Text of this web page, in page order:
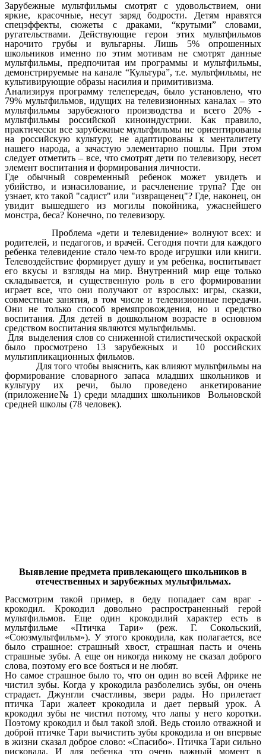
Зарубежные мультфильмы смотрят с удовольствием, они
яркие, красочные, несут заряд бодрости. Детям нравятся
спецэффекты, сюжеты с драками, “крутыми” словами,
ругательствами. Действующие герои этих мультфильмов
нарочито грубы и вульгарны. Лишь 5% опрошенных
школьников именно по этим мотивам не смотрят данные
мультфильмы, предпочитая им программы и мультфильмы,
демонстрируемые на канале “Культура”, т.е. мультфильмы, не
культивирующие образы насилия и примитивизма.
Анализируя программу телепередач, было установлено, что
79% мультфильмов, идущих на телевизионных каналах – это
мультфильмы зарубежного производства и всего 20% -
мультфильмы российской киноиндустрии. Как правило,
практически все зарубежные мультфильмы не ориентированы
на российскую культуру, не адаптированы к менталитету
нашего народа, а зачастую элементарно пошлы. При этом
следует отметить – все, что смотрят дети по телевизору, несет
элемент воспитания и формирования личности.
Где обычный современный ребенок может увидеть и
убийство, и изнасилование, и расчленение трупа? Где он
узнает, кто такой "садист" или "извращенец"? Где, наконец, он
увидит вышедшего из могилы покойника, ужаснейшего
монстра, беса? Конечно, по телевизору.
Проблема «дети и телевидение» волнуют всех: и
родителей, и педагогов, и врачей. Сегодня почти для каждого
ребенка телевидение стало чем-то вроде игрушки или книги.
Телевоздействие формирует душу и ум ребенка, воспитывает
его вкусы и взгляды на мир. Внутренний мир еще только
складывается, и существенную роль в его формировании
играет все, что они получают от взрослых: игры, сказки,
совместные занятия, в том числе и телевизионные передачи.
Они не только способ времяпровождения, но и средство
воспитания. Для детей в дошкольном возрасте в основном
средством воспитания являются мультфильмы.
Для выделения слов со сниженной стилистической окраской
было просмотрено 13 зарубежных и 10 российских
мультипликационных фильмов.
Для того чтобы выяснить, как влияют мультфильмы на
формирование словарного запаса младших школьников и
культуру их речи, было проведено анкетирование
(приложение№ 1) среди младших школьников Вольновской
средней школы (78 человек).
Выявление предмета привлекающего школьников в
отечественных и зарубежных мультфильмах.
Рассмотрим такой пример, в беду попадает сам враг -
крокодил. Крокодил довольно распространенный герой
мультфильмов. Еще один крокодилий характер есть в
мультфильме «Птичка Тари» (реж. Г. Сокольский,
«Союзмультфильм»). У этого крокодила, как полагается, все
было страшное: страшный хвост, страшная пасть и очень
страшные зубы. А еще он никогда никому не сказал доброго
слова, поэтому его все бояться и не любят.
Но самое страшное было то, что он один во всей Африке не
чистил зубы. Когда у крокодила разболелись зубы, он очень
страдает. Джунгли счастливы, звери рады. Но прилетает
птичка Тари жалеет крокодила и дает первый урок. А
крокодил зубы не чистил потому, что лапы у него коротки.
Поэтому крокодил и был такой злой. Ведь стоило отважной и
доброй птичке Тари вычистить зубы крокодила и он впервые
в жизни сказал доброе слово: «Спасибо». Птичка Тари сильно
рисковала. И для ребенка это очень важный момент в